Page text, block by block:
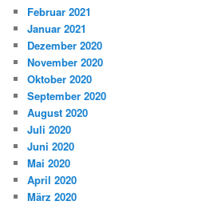
Februar 2021
Januar 2021
Dezember 2020
November 2020
Oktober 2020
September 2020
August 2020
Juli 2020
Juni 2020
Mai 2020
April 2020
März 2020